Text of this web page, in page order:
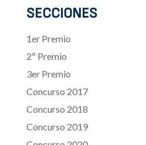
SECCIONES
1er Premio
2º Premio
3er Premio
Concurso 2017
Concurso 2018
Concurso 2019